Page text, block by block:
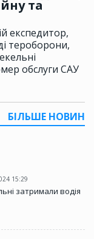
та
експедитор,
тероборони,
обслуги САУ
БІЛЬШЕ НОВИН
15:29
затримали водія